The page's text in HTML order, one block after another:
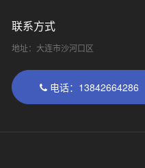
联系方式
地址：大连市沙河口区
电话：13842664286